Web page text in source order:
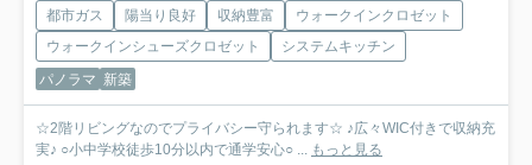
都市ガス 陽当り良好 収納豊富
ウォークインクロゼット
ウォークインシューズクロゼット
システムキッチン
パノラマ 新築
☆2階リビングなのでプライバシー守られます☆ ♪広々WIC付きで収納充
実♪ ○小中学校徒歩10分以内で通学安心○ ... もっと見る